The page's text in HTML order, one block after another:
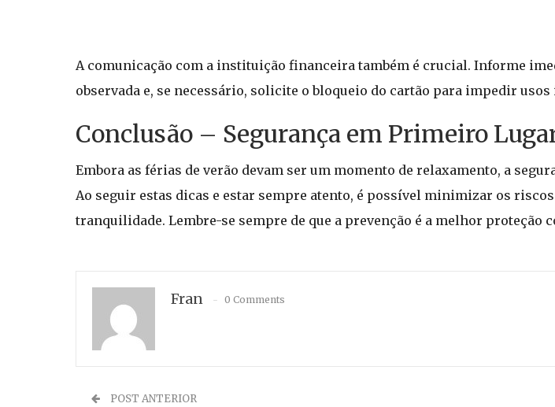
A comunicação com a instituição financeira também é crucial. Informe
observada e, se necessário, solicite o bloqueio do cartão para impedir usos
Conclusão – Segurança em Primeiro
Embora as férias de verão devam ser um momento de relaxamento, a
Ao seguir estas dicas e estar sempre atento, é possível minimizar os
tranquilidade. Lembre-se sempre de que a prevenção é a melhor proteção
Fran 0 Comments
POST ANTERIOR